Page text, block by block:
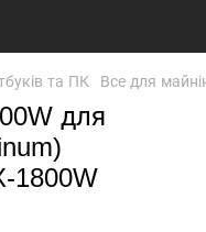
та ПК Все для
для
1800W